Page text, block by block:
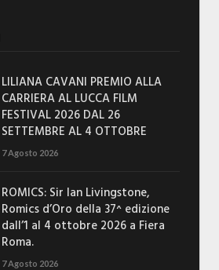
LILIANA CAVANI PREMIO ALLA
CARRIERA AL LUCCA FILM
FESTIVAL 2026 DAL 26
SETTEMBRE AL 4 OTTOBRE
7 Agosto 2026
ROMICS: Sir Ian Livingstone,
Romics d’Oro della 37^ edizione
dall’1 al 4 ottobre 2026 a Fiera
Roma.
7 Agosto 2026